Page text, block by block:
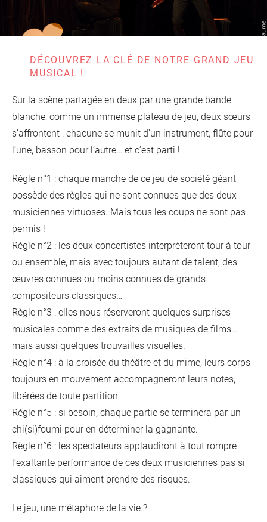
Les Étincelles
d'information
Ressources des spectacles
Livrets pédagogiques
Présentation
Actualités
DÉCOUVREZ LA CLÉ DE NOTRE GRAND JEU
MUSICAL !
Sur la scène partagée en deux par une grande bande
blanche, comme un immense plateau de jeu, deux sœurs
s’affrontent : chacune se munit d’un instrument, flûte pour
l’une, basson pour l’autre… et c’est parti !
Règle n°1 : chaque manche de ce jeu de société géant
possède des règles qui ne sont connues que des deux
musiciennes virtuoses. Mais tous les coups ne sont pas
permis !
Règle n°2 : les deux concertistes interprèteront tour à tour
ou ensemble, mais avec toujours autant de talent, des
œuvres connues ou moins connues de grands
compositeurs classiques…
Règle n°3 : elles nous réserveront quelques surprises
musicales comme des extraits de musiques de films…
mais aussi quelques trouvailles visuelles.
Règle n°4 : à la croisée du théâtre et du mime, leurs corps
toujours en mouvement accompagneront leurs notes,
libérées de toute partition.
Règle n°5 : si besoin, chaque partie se terminera par un
chi(si)foumi pour en déterminer la gagnante.
Règle n°6 : les spectateurs applaudiront à tout rompre
l’exaltante performance de ces deux musiciennes pas si
classiques qui aiment prendre des risques.
Le jeu, une métaphore de la vie ?